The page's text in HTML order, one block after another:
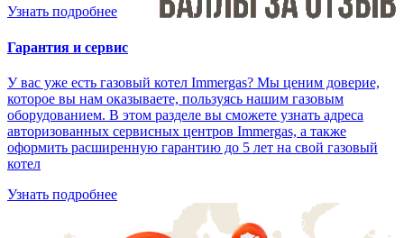
Узнать подробнее
Гарантия и сервис
У вас уже есть газовый котел Immergas? Мы ценим доверие,
которое вы нам оказываете, пользуясь нашим газовым
оборудованием. В этом разделе вы сможете узнать адреса
авторизованных сервисных центров Immergas, а также
оформить расширенную гарантию до 5 лет на свой газовый
котел
Узнать подробнее